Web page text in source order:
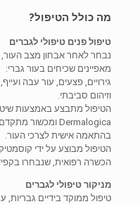
מה כולל הטיפול?
טיפול פנים טיפולי לגברים
נבחר לאחר אבחון מצב
מאפיינים שכיחים בעור גברי:
גירויים, פצעים, עור עבה
וזיהום סביבתי.
הטיפול מתבצע באמצעות
בהתאמה אישית לצרכי העור.
הטיפול מבוצע על ידי
הכשרה רפואית, שנבחרו
מניקור טיפולי לגברים
טיפול ממוקד בידיים גבריות,